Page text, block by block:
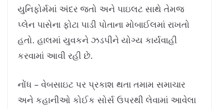
યુનિફોર્મમાં અંદર જતો અને પાઇલટ સાથે તેમજ
પ્લેન પાસેના ફોટા પાડી પોતાના મોબાઈલમાં રાખતો
હતો. હાલમાં યુવકને ઝડપીને યોગ્ય કાર્યવાહી
કરવામાં આવી રહી છે.
નોંધ – વેબસાઇટ પર પ્રકાશ થતા તમામ સમાચાર
અને કહાનીઓ કોઈક સોર્સ ઉપરથી લેવામાં આવેલા